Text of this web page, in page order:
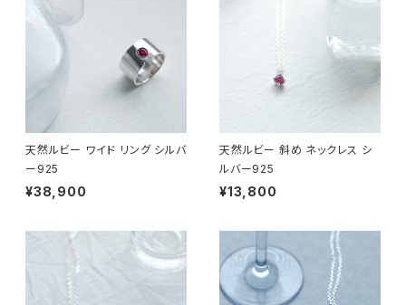
天然ルビー ワイド リング シルバ
ー925
¥38,900
天然ルビー 斜め ネックレス シ
ルバー925
¥13,800